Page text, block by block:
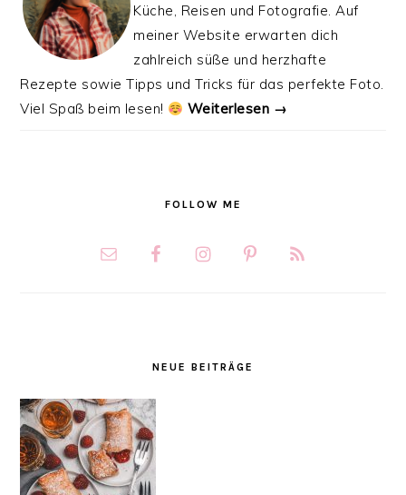
Küche, Reisen und Fotografie. Auf
meiner Website erwarten dich
zahlreich süße und herzhafte
Rezepte sowie Tipps und Tricks für das perfekte Foto.
Viel Spaß beim lesen!
Weiterlesen →
FOLLOW ME
NEUE BEITRÄGE